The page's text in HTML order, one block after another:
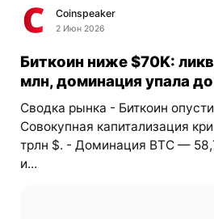
Coinspeaker
2 Июн 2026
Биткоин ниже $70K:
млн, доминация упала
Сводка рынка - Биткоин
Совокупная капитализация
трлн $. - Доминация BTC —
и...